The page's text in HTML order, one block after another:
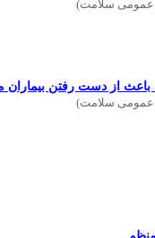
عمومی سلامت)
عمومی سلامت)